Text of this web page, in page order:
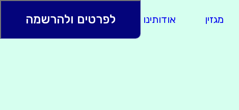
מגזין אודותינו ספרי בוגרים
לפרטים ולהרשמה